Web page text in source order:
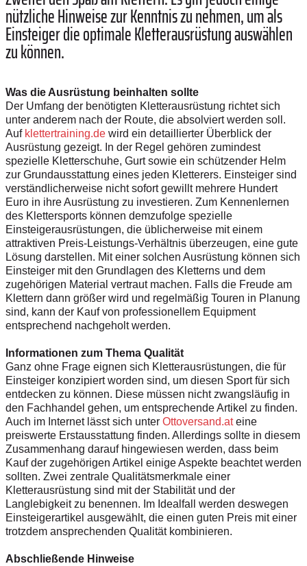
nützliche Hinweise zur Kenntnis zu nehmen, um als
Einsteiger die optimale Kletterausrüstung auswählen
zu können.
Was die Ausrüstung beinhalten sollte
Der Umfang der benötigten Kletterausrüstung richtet sich
unter anderem nach der Route, die absolviert werden soll.
Auf klettertraining.de wird ein detaillierter Überblick der
Ausrüstung gezeigt. In der Regel gehören zumindest
spezielle Kletterschuhe, Gurt sowie ein schützender Helm
zur Grundausstattung eines jeden Kletterers. Einsteiger sind
verständlicherweise nicht sofort gewillt mehrere Hundert
Euro in ihre Ausrüstung zu investieren. Zum Kennenlernen
des Klettersports können demzufolge spezielle
Einsteigerausrüstungen, die üblicherweise mit einem
attraktiven Preis-Leistungs-Verhältnis überzeugen, eine gute
Lösung darstellen. Mit einer solchen Ausrüstung können sich
Einsteiger mit den Grundlagen des Kletterns und dem
zugehörigen Material vertraut machen. Falls die Freude am
Klettern dann größer wird und regelmäßig Touren in Planung
sind, kann der Kauf von professionellem Equipment
entsprechend nachgeholt werden.
Informationen zum Thema Qualität
Ganz ohne Frage eignen sich Kletterausrüstungen, die für
Einsteiger konzipiert worden sind, um diesen Sport für sich
entdecken zu können. Diese müssen nicht zwangsläufig in
den Fachhandel gehen, um entsprechende Artikel zu finden.
Auch im Internet lässt sich unter Ottoversand.ateine
preiswerte Erstausstattung finden. Allerdings sollte in diesem
Zusammenhang darauf hingewiesen werden, dass beim
Kauf der zugehörigen Artikel einige Aspekte beachtet werden
sollten. Zwei zentrale Qualitätsmerkmale einer
Kletterausrüstung sind mit der Stabilität und der
Langlebigkeit zu benennen. Im Idealfall werden deswegen
Einsteigerartikel ausgewählt, die einen guten Preis mit einer
trotzdem ansprechenden Qualität kombinieren.
Abschließende Hinweise